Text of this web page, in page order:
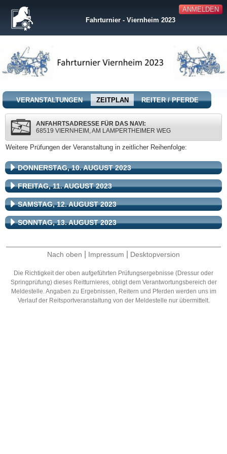
ANMELDEN
Fahrturnier - Viernheim 2023
VERANSTALTUNGEN ZEITPLAN REITER / PFERDE
ANFAHRTSADRESSE FÜR DAS NAVI:
68519 VIERNHEIM, AM LAMPERTHEIMER WEG
Weitere Prüfungen der Veranstaltung in zeitlicher Reihenfolge:
DONNERSTAG, 10. AUGUST 2023
FREITAG, 11. AUGUST 2023
SAMSTAG, 12. AUGUST 2023
SONNTAG, 13. AUGUST 2023
Nach oben Impressum Desktopversion
Die Richtigkeit der oben aufgeführten Prüfungsergebnisse (Dressur oder
Springprüfung) dieses Reitturnieres, obligt dem Verantwortungsbereich der
Meldestelle. Angaben zu Ergebnissen, Reitern und Pferden werden uns im
Verlauf der Reitsportveranstaltung von der Meldestelle nur übermittelt.